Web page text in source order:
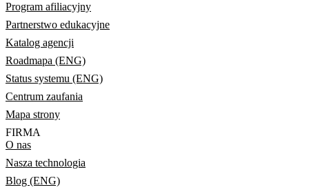
Program afiliacyjny
Partnerstwo edukacyjne
Katalog agencji
Roadmapa (ENG)
Status systemu (ENG)
Centrum zaufania
Mapa strony
FIRMA
O nas
Nasza technologia
Blog (ENG)